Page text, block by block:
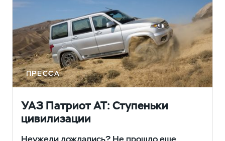
ПРЕССА
УАЗ Патриот АТ: Ступеньки
цивилизации